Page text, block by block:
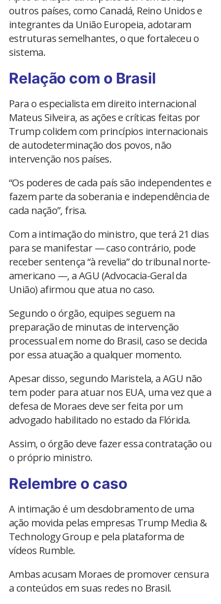
outros países, como Canadá, Reino Unidos e
integrantes da União Europeia, adotaram
estruturas semelhantes, o que fortaleceu o
sistema.
Relação com o Brasil
Para o especialista em direito internacional
Mateus Silveira, as ações e críticas feitas por
Trump colidem com princípios internacionais
de autodeterminação dos povos, não
intervenção nos países.
“Os poderes de cada país são independentes e
fazem parte da soberania e independência de
cada nação”, frisa.
Com a intimação do ministro, que terá 21 dias
para se manifestar — caso contrário, pode
receber sentença “à revelia” do tribunal norte-
americano —, a AGU (Advocacia-Geral da
União) afirmou que atua no caso.
Segundo o órgão, equipes seguem na
preparação de minutas de intervenção
processual em nome do Brasil, caso se decida
por essa atuação a qualquer momento.
Apesar disso, segundo Maristela, a AGU não
tem poder para atuar nos EUA, uma vez que a
defesa de Moraes deve ser feita por um
advogado habilitado no estado da Flórida.
Assim, o órgão deve fazer essa contratação ou
o próprio ministro.
Relembre o caso
A intimação é um desdobramento de uma
ação movida pelas empresas Trump Media &
Technology Group e pela plataforma de
vídeos Rumble.
Ambas acusam Moraes de promover censura
a conteúdos em suas redes no Brasil.